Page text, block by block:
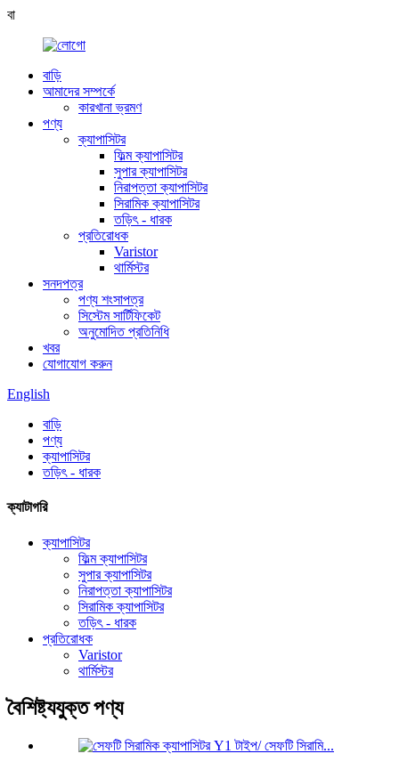
বা
বাড়ি
আমাদের সম্পর্কে
কারখানা ভ্রমণ
পণ্য
ক্যাপাসিটর
ফিল্ম ক্যাপাসিটর
সুপার ক্যাপাসিটর
নিরাপত্তা ক্যাপাসিটর
সিরামিক ক্যাপাসিটর
তড়িৎ - ধারক
প্রতিরোধক
Varistor
থার্মিস্টর
সনদপত্র
পণ্য শংসাপত্র
সিস্টেম সার্টিফিকেট
অনুমোদিত প্রতিনিধি
খবর
যোগাযোগ করুন
English
বাড়ি
পণ্য
ক্যাপাসিটর
তড়িৎ - ধারক
ক্যাটাগরি
ক্যাপাসিটর
ফিল্ম ক্যাপাসিটর
সুপার ক্যাপাসিটর
নিরাপত্তা ক্যাপাসিটর
সিরামিক ক্যাপাসিটর
তড়িৎ - ধারক
প্রতিরোধক
Varistor
থার্মিস্টর
বৈশিষ্ট্যযুক্ত পণ্য